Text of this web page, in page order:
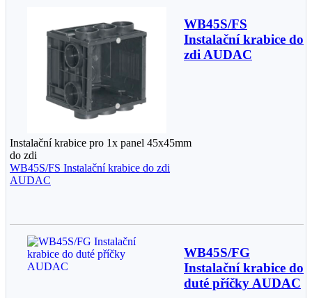
WB45S/FS
Instalační krabice do
zdi AUDAC
Instalační krabice pro 1x panel 45x45mm
do zdi
WB45S/FS Instalační krabice do zdi
AUDAC
WB45S/FG
Instalační krabice do
duté příčky AUDAC